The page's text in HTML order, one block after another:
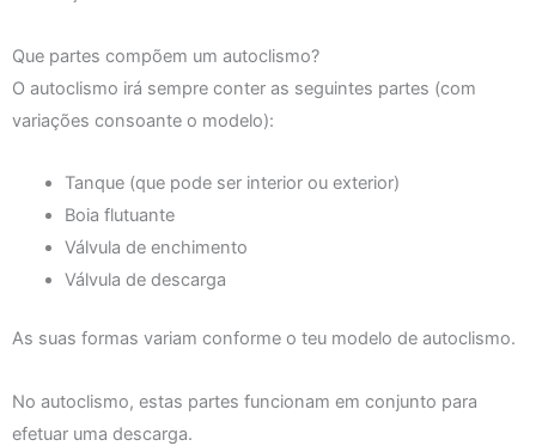
Que partes compõem um autoclismo?
O autoclismo irá sempre conter as seguintes partes (com
variações consoante o modelo):
Tanque (que pode ser interior ou exterior)
Boia flutuante
Válvula de enchimento
Válvula de descarga
As suas formas variam conforme o teu modelo de autoclismo.
No autoclismo, estas partes funcionam em conjunto para
efetuar uma descarga.